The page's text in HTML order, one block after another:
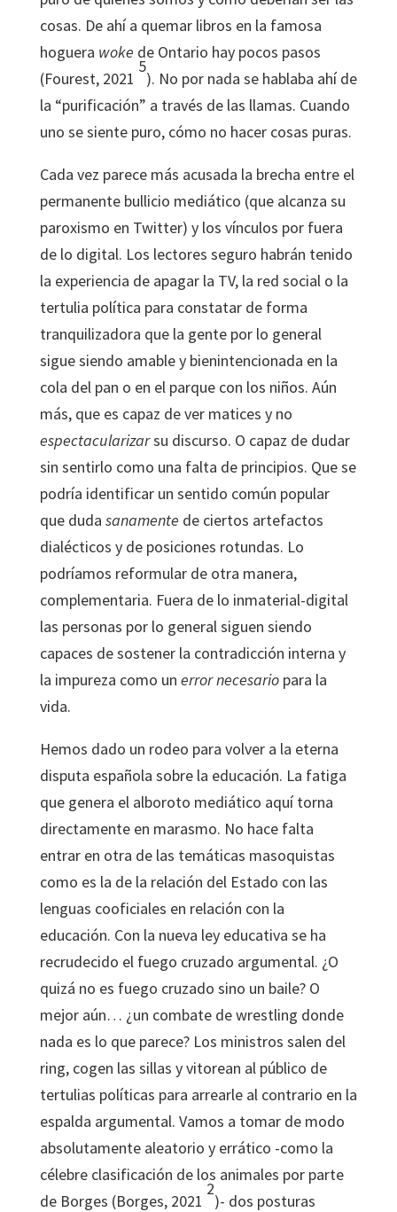
cosas. De ahí a quemar libros en la famosa
hoguera woke de Ontario hay pocos pasos
(Fourest, 2021
5
). No por nada se hablaba ahí de
la “purificación” a través de las llamas. Cuando
uno se siente puro, cómo no hacer cosas puras.
Cada vez parece más acusada la brecha entre el
permanente bullicio mediático (que alcanza su
paroxismo en Twitter) y los vínculos por fuera
de lo digital. Los lectores seguro habrán tenido
la experiencia de apagar la TV, la red social o la
tertulia política para constatar de forma
tranquilizadora que la gente por lo general
sigue siendo amable y bienintencionada en la
cola del pan o en el parque con los niños. Aún
más, que es capaz de ver matices y no
espectacularizarsu discurso. O capaz de dudar
sin sentirlo como una falta de principios. Que se
podría identificar un sentido común popular
que duda sanamente de ciertos artefactos
dialécticos y de posiciones rotundas. Lo
podríamos reformular de otra manera,
complementaria. Fuera de lo inmaterial-digital
las personas por lo general siguen siendo
capaces de sostener la contradicción interna y
la impureza como un error necesariopara la
vida.
Hemos dado un rodeo para volver a la eterna
disputa española sobre la educación. La fatiga
que genera el alboroto mediático aquí torna
directamente en marasmo. No hace falta
entrar en otra de las temáticas masoquistas
como es la de la relación del Estado con las
lenguas cooficiales en relación con la
educación. Con la nueva ley educativa se ha
recrudecido el fuego cruzado argumental. ¿O
quizá no es fuego cruzado sino un baile? O
mejor aún… ¿un combate de wrestling donde
nada es lo que parece? Los ministros salen del
ring, cogen las sillas y vitorean al público de
tertulias políticas para arrearle al contrario en la
espalda argumental. Vamos a tomar de modo
absolutamente aleatorio y errático -como la
célebre clasificación de los animales por parte
de Borges (Borges, 2021
2
)- dos posturas